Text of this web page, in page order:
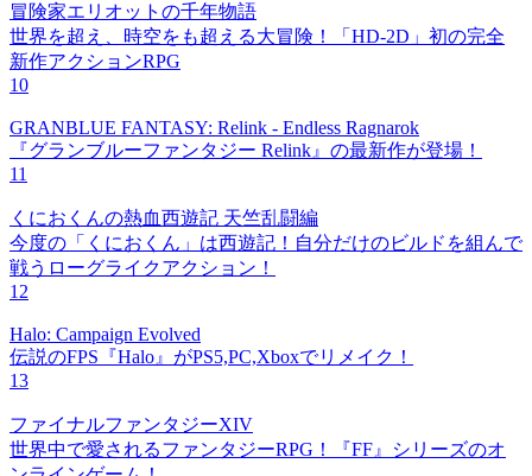
冒険家エリオットの千年物語
世界を超え、時空をも超える大冒険！「HD-2D」初の完全
新作アクションRPG
10
GRANBLUE FANTASY: Relink - Endless Ragnarok
『グランブルーファンタジー Relink』の最新作が登場！
11
くにおくんの熱血西遊記 天竺乱闘編
今度の「くにおくん」は西遊記！自分だけのビルドを組んで
戦うローグライクアクション！
12
Halo: Campaign Evolved
伝説のFPS『Halo』がPS5,PC,Xboxでリメイク！
13
ファイナルファンタジーXIV
世界中で愛されるファンタジーRPG！『FF』シリーズのオ